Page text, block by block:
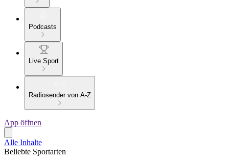
Podcasts
Live Sport
Radiosender von A-Z
App öffnen
Alle Inhalte
Beliebte Sportarten